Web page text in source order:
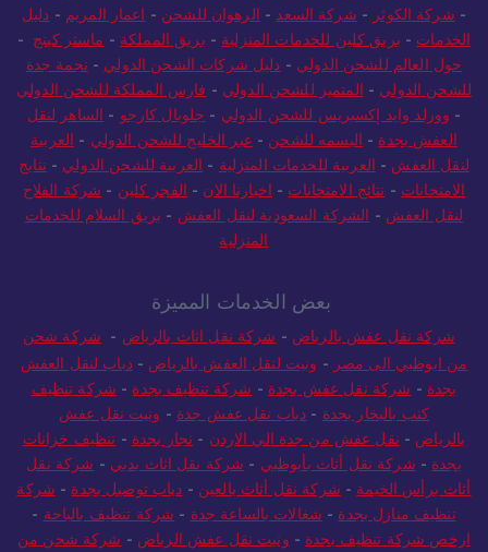
- شركة الكوثر - شركة السعد - الرهوان للشحن - اعمار المريم - دليل
الخدمات - بريق كلين للخدمات المنزلية - بريق المملكة - ماستر كينج -
حول العالم للشحن الدولي - دليل شركات الشحن الدولي - نجمة جدة
للشحن الدولي - المتميز للشحن الدولي - فارس المملكة للشحن الدولي
- وورلد وايد إكسبريس للشحن الدولي - جلوبال كارجو - الساهر لنقل
العفش بجدة - البسمه للشحن - عبر الخليج للشحن الدولي - العربية
لنقل العفش - العربية للخدمات المنزلية - العربية للشحن الدولي - نتايج
الامتحانات - نتائج الامتحانات - اخبارنا الان - الفجر كلين - شركة الفلاح
لنقل العفش - الشركة السعودية لنقل العفش - بريق السلام للخدمات
المنزلية
بعض الخدمات المميزة
شركة نقل عفش بالرياض - شركة نقل اثاث بالرياض - شركة شحن
من ابوظبي الى مصر - ونيت لنقل العفش بالرياض -دباب لنقل العفش
بجدة - شركة نقل عفش بجدة - شركة تنظيف بجدة - شركة تنظيف
كنب بالبخار بجدة - دباب نقل عفش جدة - ونيت نقل عفش
بالرياض - نقل عفش من جدة الي الاردن - نجار بجدة - تنظيف خزانات
بجدة - شركة نقل أثاث بأبوظبي - شركة نقل اثاث بدبي - شركة نقل
أثاث برأس الخيمة - شركة نقل أثاث بالعين - دباب توصيل بجدة - شركة
تنظيف منازل بجدة - شغالات بالساعة جدة - شركة تنظيف بالباحة -
ارخص شركة تنظيف بجدة - ونيت نقل عفش الرياض - شركة شحن من